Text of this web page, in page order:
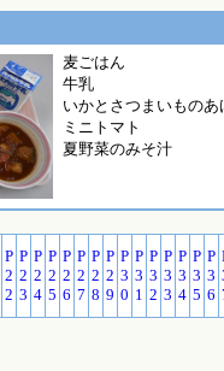
麦
牛乳
いかとさつまいものあ
ミニトマト
夏野菜のみそ汁
P
2
2
P
2
3
P
2
4
P
2
5
P
2
6
P
2
7
P
2
8
P
2
9
P
3
0
P
3
1
P
3
2
P
3
3
P
3
4
P
3
5
P
3
6